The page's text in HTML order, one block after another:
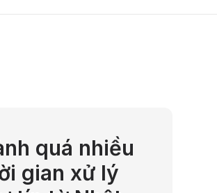
quá nhiều
gian xử lý